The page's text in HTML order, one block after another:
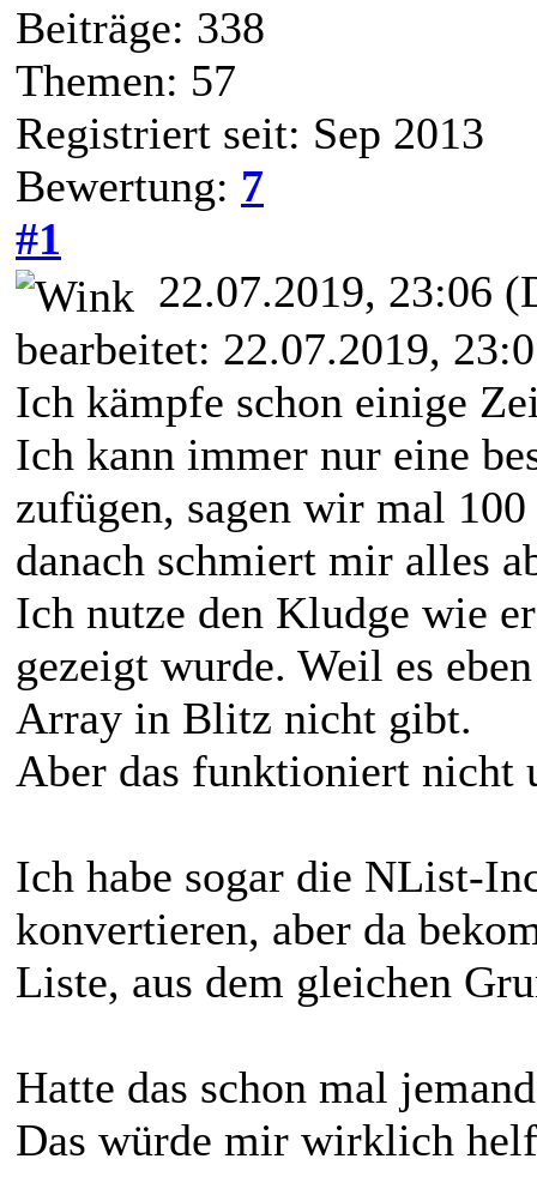
Beiträge: 338
Themen: 57
Registriert seit: Sep 2013
Bewertung: 7
#1
22.07.2019, 23:06
bearbeitet: 22.07.2019,
Ich kämpfe schon einige
Ich kann immer nur eine
zufügen, sagen wir mal
danach schmiert mir alles
Ich nutze den Kludge wie
gezeigt wurde. Weil es
Array in Blitz nicht gibt.
Aber das funktioniert nicht
Ich habe sogar die NList-
konvertieren, aber da
Liste, aus dem gleichen
Hatte das schon mal
Das würde mir wirklich